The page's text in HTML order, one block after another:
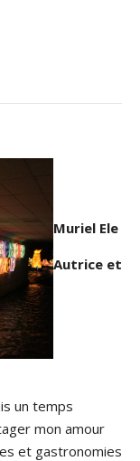
Muriel Ele
Autrice et
un temps
mon amour
et gastronomies